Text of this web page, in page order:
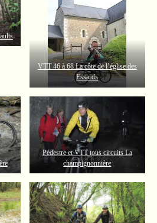
VTT 46 à 68 La côte de l’église des
Essards
Pédestre et VTT tous circuits La
champignonnière